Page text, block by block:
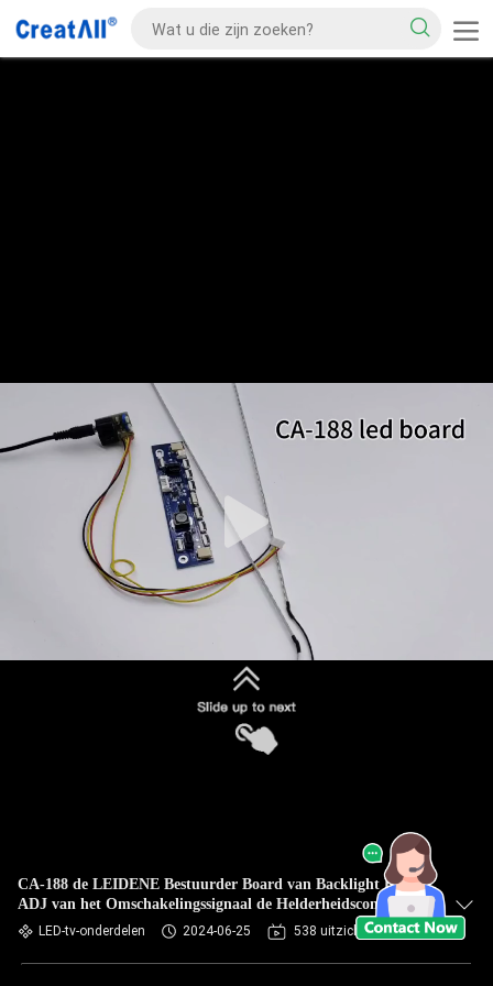
CA-188 de LEIDENE Bestuurder Board van Backlight BIJ
ADJ van het Omschakelingssignaal de Helderheidscontrole
LED-tv-onderdelen 2024-06-25 538 uitzichten